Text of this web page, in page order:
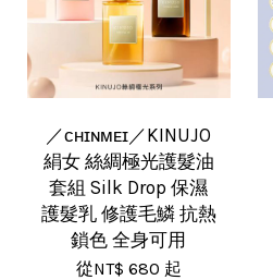
／ᴄʜɪɴᴍᴇɪ／KINUJO
絹女 絲綢極光護髮油
套組 Silk Drop 保濕
護髮乳 修護毛鱗 抗熱
鎖色 全身可用
從NT$ 680 起